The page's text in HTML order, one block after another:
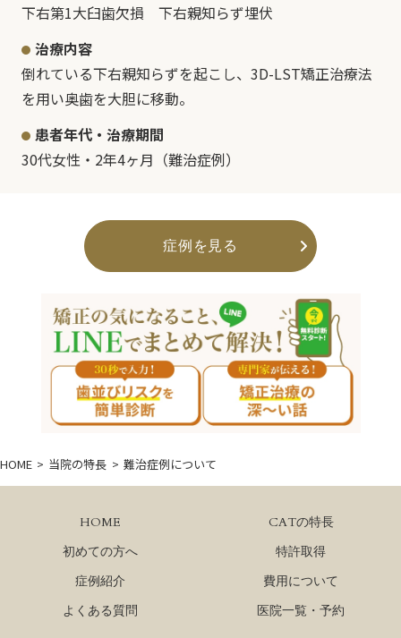
下右第1大臼歯欠損 下右親知らず埋伏
治療内容
倒れている下右親知らずを起こし、3D-LST矯正治療法
を用い奥歯を大胆に移動。
患者年代・治療期間
30代女性・2年4ヶ月（難治症例）
症例を見る
HOME 当院の特長 難治症例について
HOME
CATの特長
初めての方へ
特許取得
症例紹介
費用について
よくある質問
医院一覧・予約